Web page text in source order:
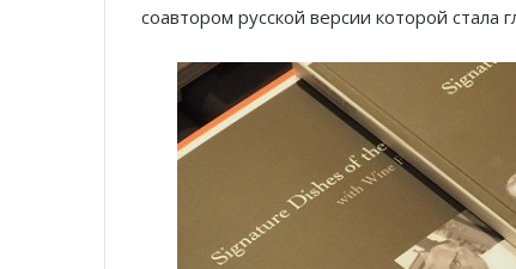
соавтором русской версии которой